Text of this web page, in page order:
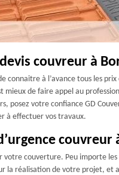
couvreur à
connaitre à l’avance tous les
mieux de faire appel au
posez votre confiance GD
à effectuer vos travaux.
couvreur
votre couverture. Peu importe
la réalisation de votre projet,